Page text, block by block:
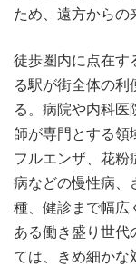
ため、遠方からの
徒歩圏内に点在す
る駅が街全体の
る。病院や内科
師が専門とする領
フルエンザ、花粉
病などの慢性病、
種、健診まで幅広
ある働き盛り世代
ては、きめ細かな